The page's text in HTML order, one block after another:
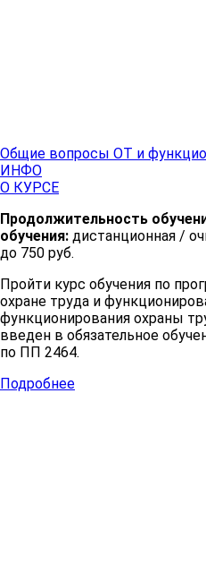
Общие вопросы ОТ и
ИНФО
О КУРСЕ
Продолжительность
обучения: дистанционная /
до 750 руб.
Пройти курс обучения по
охране труда и
функционирования охраны
введен в обязательное
по ПП 2464.
Подробнее